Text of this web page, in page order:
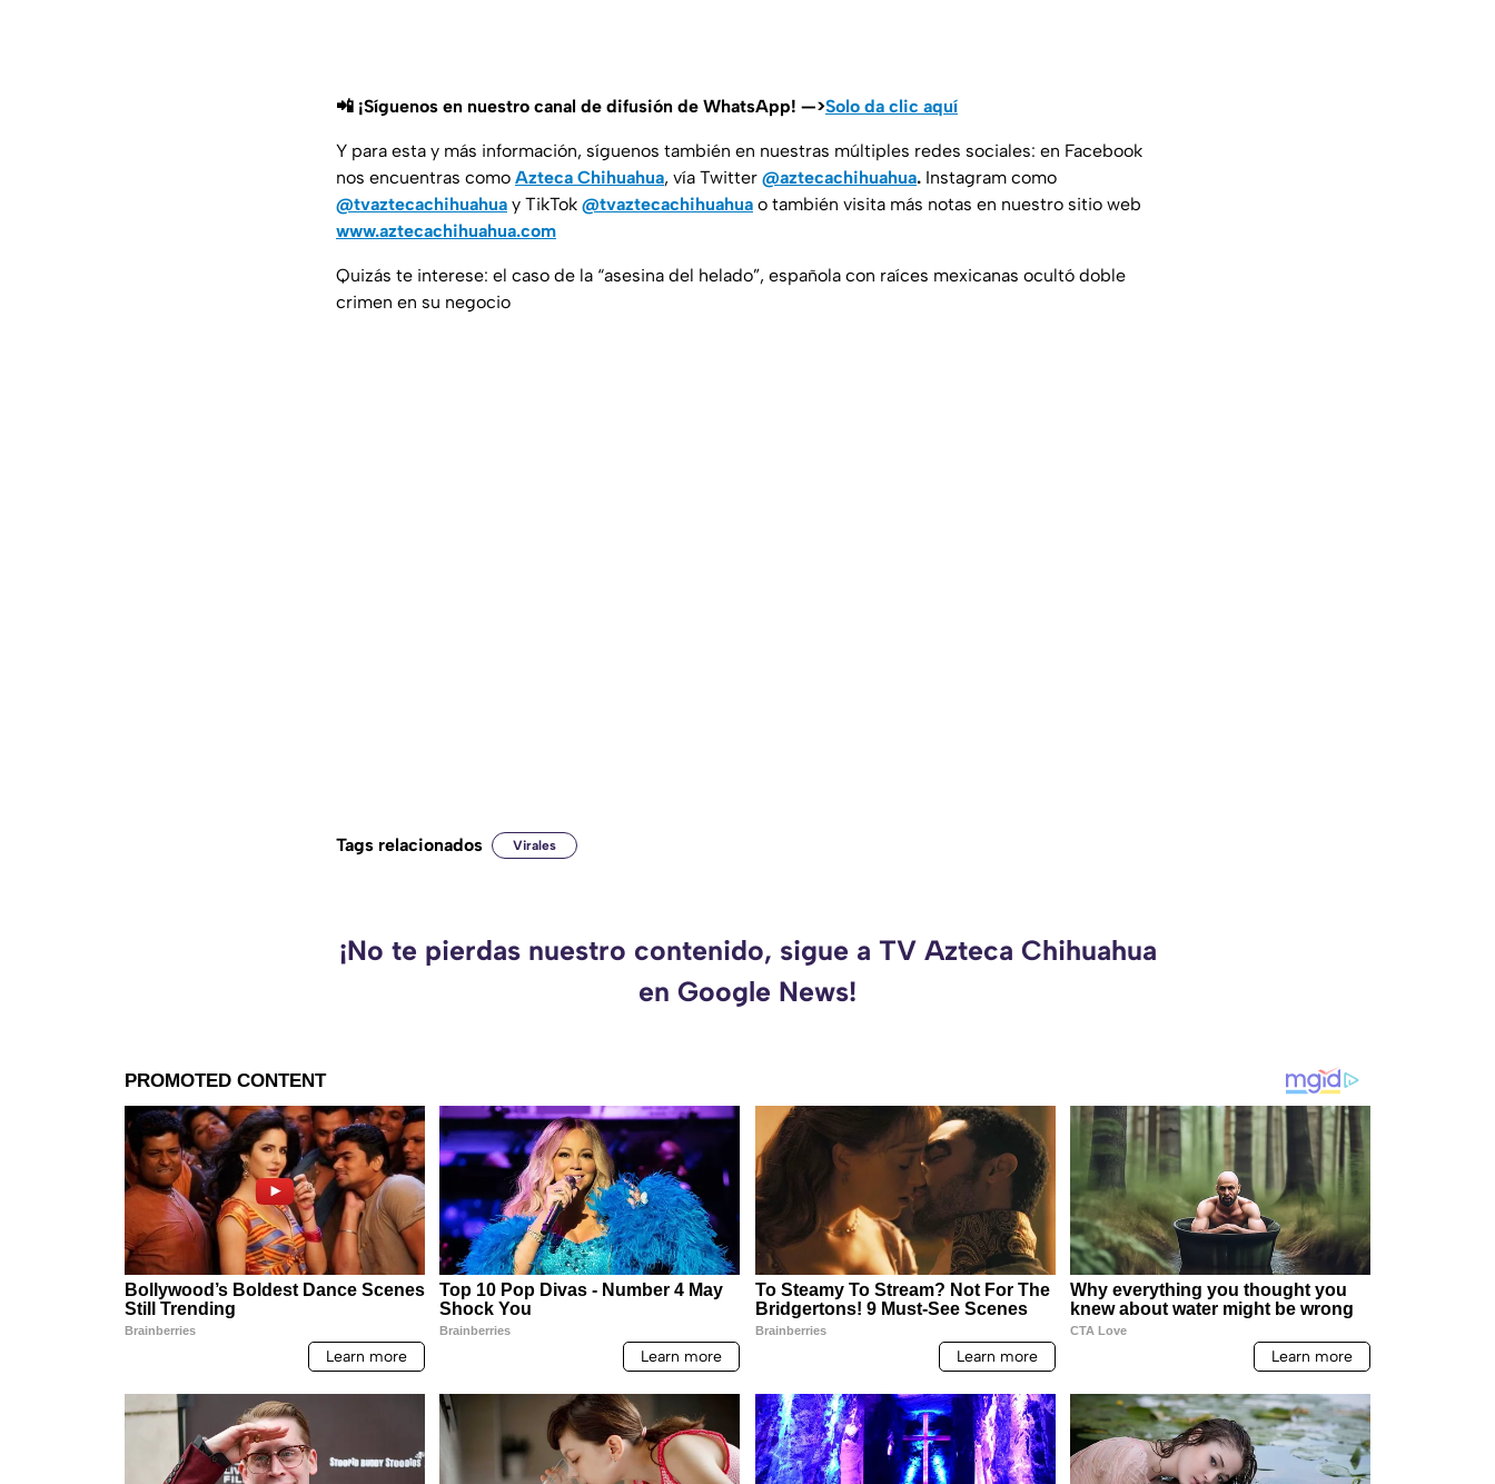
📲 ¡Síguenos en nuestro canal de difusión de WhatsApp! —>Solo da clic aquí
Y para esta y más información, síguenos también en nuestras múltiples redes sociales: en Facebook
nos encuentras como Azteca Chihuahua, vía Twitter @aztecachihuahua. Instagram como
@tvaztecachihuahua y TikTok @tvaztecachihuahua o también visita más notas en nuestro sitio web
www.aztecachihuahua.com
Quizás te interese: el caso de la “asesina del helado”, española con raíces mexicanas ocultó doble
crimen en su negocio
Tags relacionados Virales
¡No te pierdas nuestro contenido, sigue a TV Azteca Chihuahua
en Google News!